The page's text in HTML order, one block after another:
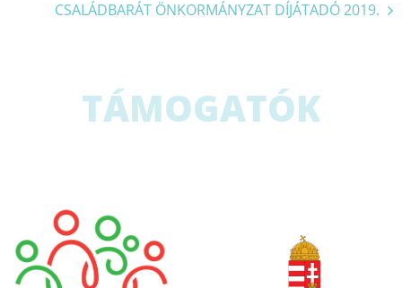
navigációCSALÁDBARÁT ÖNKORMÁNYZAT DÍJÁTADÓ 2019.
TÁMOGATÓK